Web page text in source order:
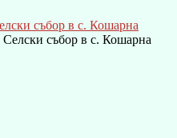
събор в с. Кошарна